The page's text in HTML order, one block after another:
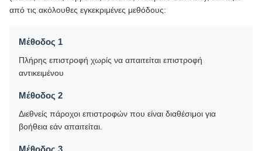
από τις ακόλουθες εγκεκριμένες μεθόδους:
Μέθοδος 1
Πλήρης επιστροφή χωρίς να απαιτείται επιστροφή
αντικειμένου
Μέθοδος 2
Διεθνείς πάροχοι επιστροφών που είναι διαθέσιμοι για
βοήθεια εάν απαιτείται.
Μέθοδος 3